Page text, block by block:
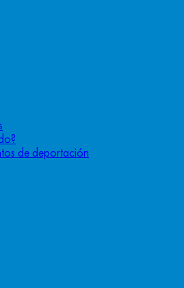
de deportación